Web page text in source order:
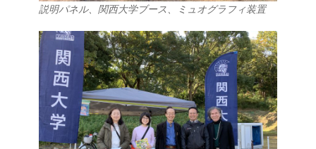
説明パネル、関西大学ブース、ミュオグラフィ装置